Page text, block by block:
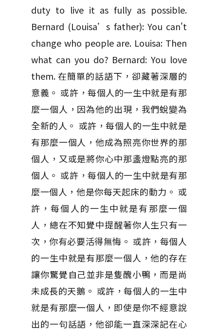
duty to live it as fully as possible.
Bernard (Louisa’s father): You can't
change who people are. Louisa: Then
what can you do? Bernard: You love
them. 在簡單的話語下，卻藏著深層的
意義。 或許，每個人的一生中就是有那
麼一個人，因為他的出現，我們蛻變為
全新的人。 或許，每個人的一生中就是
有那麼一個人，他成為照亮你世界的那
個人，又或是將你心中那盞燈點亮的那
個人。 或許，每個人的一生中就是有那
麼一個人，他是你每天起床的動力。 或
許，每個人的一生中就是有那麼一個
人，總在不知覺中提醒著你人生只有一
次，你有必要活得無悔。 或許，每個人
的一生中就是有那麼一個人，他的存在
讓你驚覺自己並非是隻醜小鴨，而是尚
未成長的天鵝。 或許，每個人的一生中
就是有那麼一個人，即使是你不經意說
出的一句話語，他卻能一直深深記在心